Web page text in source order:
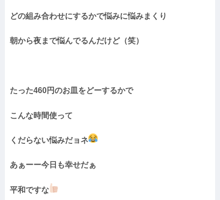
どの組み合わせにするかで悩みに悩みまくり
朝から夜まで悩んでるんだけど（笑）
たった460円のお皿をどーするかで
こんな時間使って
くだらない悩みだョネ
あぁーー今日も幸せだぁ
平和ですな